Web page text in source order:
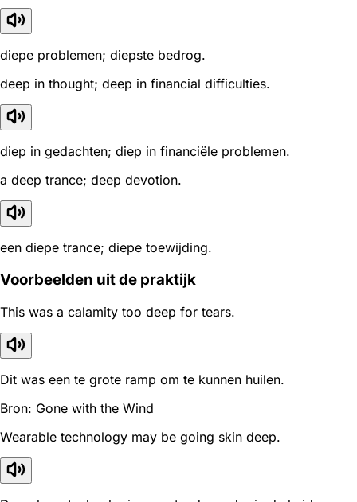
diepe problemen; diepste bedrog.
deep in thought; deep in financial difficulties.
diep in gedachten; diep in financiële problemen.
a deep trance; deep devotion.
een diepe trance; diepe toewijding.
Voorbeelden uit de praktijk
This was a calamity too deep for tears.
Dit was een te grote ramp om te kunnen huilen.
Bron: Gone with the Wind
Wearable technology may be going skin deep.